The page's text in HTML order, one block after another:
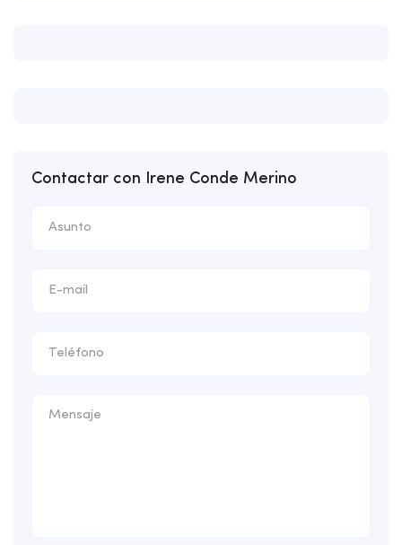
Contactar con Irene Conde Merino